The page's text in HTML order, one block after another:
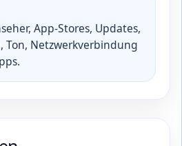
App-Stores, Updates,
Ton, Netzwerkverbindung